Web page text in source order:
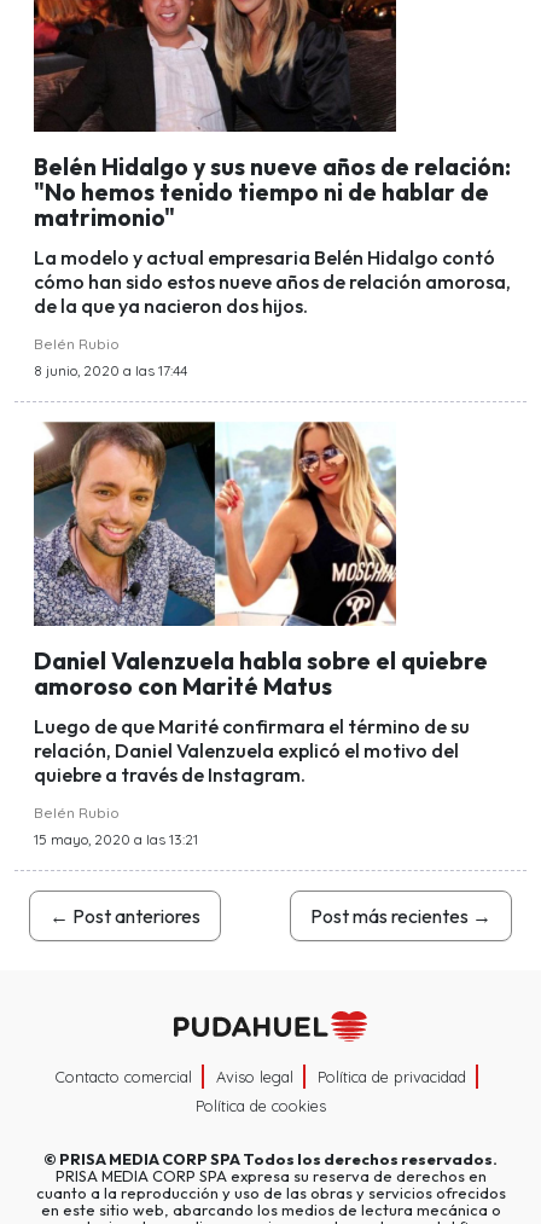
Belén Hidalgo y sus nueve años de relación:
"No hemos tenido tiempo ni de hablar de
matrimonio"
La modelo y actual empresaria Belén Hidalgo contó
cómo han sido estos nueve años de relación amorosa,
de la que ya nacieron dos hijos.
Belén Rubio
8 junio, 2020 a las 17:44
Daniel Valenzuela habla sobre el quiebre
amoroso con Marité Matus
Luego de que Marité confirmara el término de su
relación, Daniel Valenzuela explicó el motivo del
quiebre a través de Instagram.
Belén Rubio
15 mayo, 2020 a las 13:21
← Post anteriores Post más recientes →
Contacto comercial Aviso legal
Política de privacidad
Política de cookies
© PRISA MEDIA CORP SPATodos los derechos reservados.
PRISA MEDIA CORP SPA expresa su reserva de derechos en
cuanto a la reproducción y uso de las obras y servicios ofrecidos
en este sitio web, abarcando los medios de lectura mecánica o